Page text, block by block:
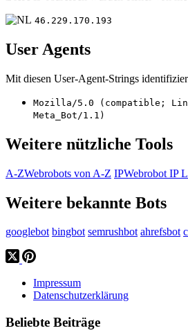
46.229.170.193
User Agents
Mit diesen User-Agent-Strings
Mozilla/5.0 (compatible;
Meta_Bot/1.1)
Weitere nützliche Tools
A-ZWebrobots von A-Z IPWebrobot IP
Weitere bekannte Bots
googlebot bingbot semrushbot ahrefsbot
Impressum
Datenschutzerklärung
Beliebte Beiträge